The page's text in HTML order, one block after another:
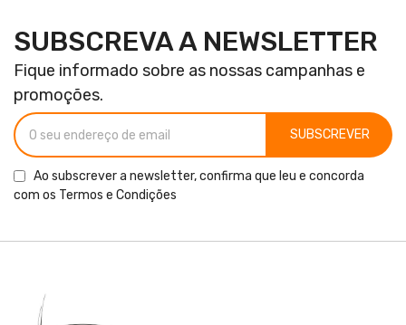
SUBSCREVA A NEWSLETTER
Fique informado sobre as nossas campanhas e
promoções.
SUBSCREVER
Ao subscrever a newsletter, confirma que leu e concorda
com os Termos e Condições